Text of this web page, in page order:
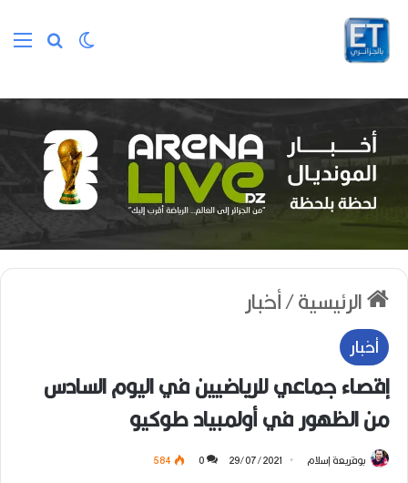
بحث عن
الوضع المظلم
الرئيسية/أخبار
أخبار
إقصاء جماعي للرياضيين في اليوم السادس
من الظهور في أولمبياد طوكيو
بوقريعة إسلام 29/07/2021
0
584